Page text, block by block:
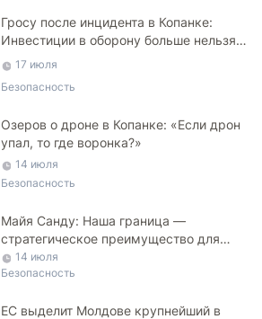
Гросу после инцидента в Копанке:
Инвестиции в оборону больше нельзя
откладывать
17 июля
Безопасность
Озеров о дроне в Копанке: «Если дрон
упал, то где воронка?»
14 июля
Безопасность
Майя Санду: Наша граница —
стратегическое преимущество для
Украины
14 июля
Безопасность
ЕС выделит Молдове крупнейший в